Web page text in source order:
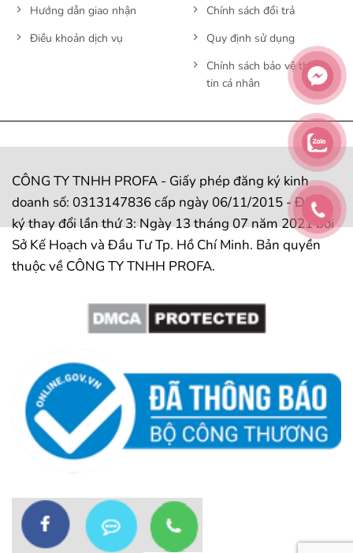
Hướng dẫn giao nhận
Điều khoản dịch vụ
Chính sách đổi trả
Quy định sử dụng
Chính sách bảo vệ thông
tin cá nhân
CÔNG TY TNHH PROFA - Giấy phép đăng ký kinh
doanh số: 0313147836 cấp ngày 06/11/2015 - Đăng
ký thay đổi lần thứ 3: Ngày 13 tháng 07 năm 2021 bởi
Sở Kế Hoạch và Đầu Tư Tp. Hồ Chí Minh. Bản quyền
thuộc về CÔNG TY TNHH PROFA.